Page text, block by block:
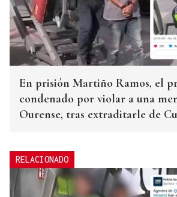
En prisión Martiño Ramos, el
condenado por violar a una
Ourense, tras extraditarle de
RELACIONADO